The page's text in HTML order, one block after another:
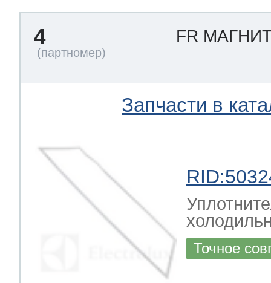
4 FR
Запчасти в
Точное